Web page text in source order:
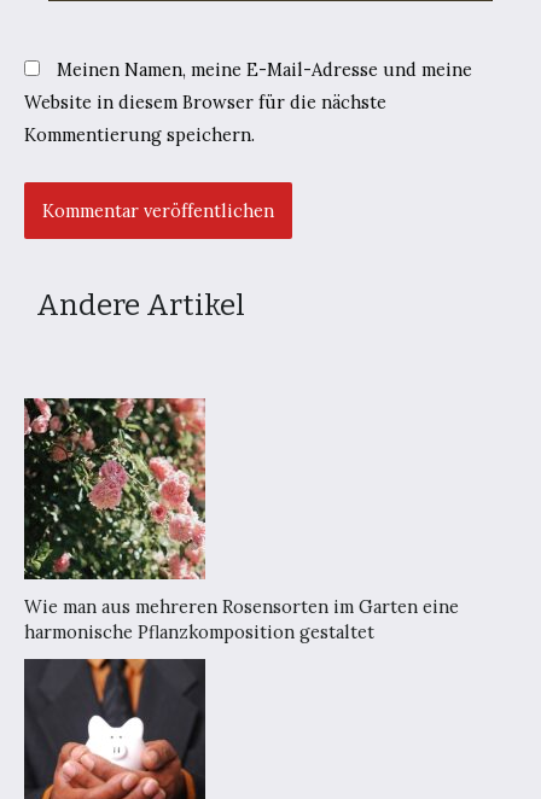
Meinen Namen, meine E-Mail-Adresse und meine
Website in diesem Browser für die nächste
Kommentierung speichern.
Andere Artikel
Wie man aus mehreren Rosensorten im Garten eine
harmonische Pflanzkomposition gestaltet